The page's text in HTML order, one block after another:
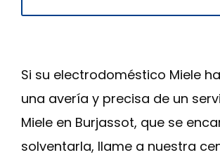
Si su electrodoméstico Miele
una avería y precisa de un
Miele en Burjassot, que se
solventarla, llame a nuestra